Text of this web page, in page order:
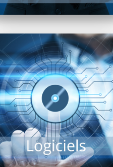
Trouver « LE » logiciel
répondant à un besoin précis
est une tâche complexe tant
il...
EN SAVOIR PLUS